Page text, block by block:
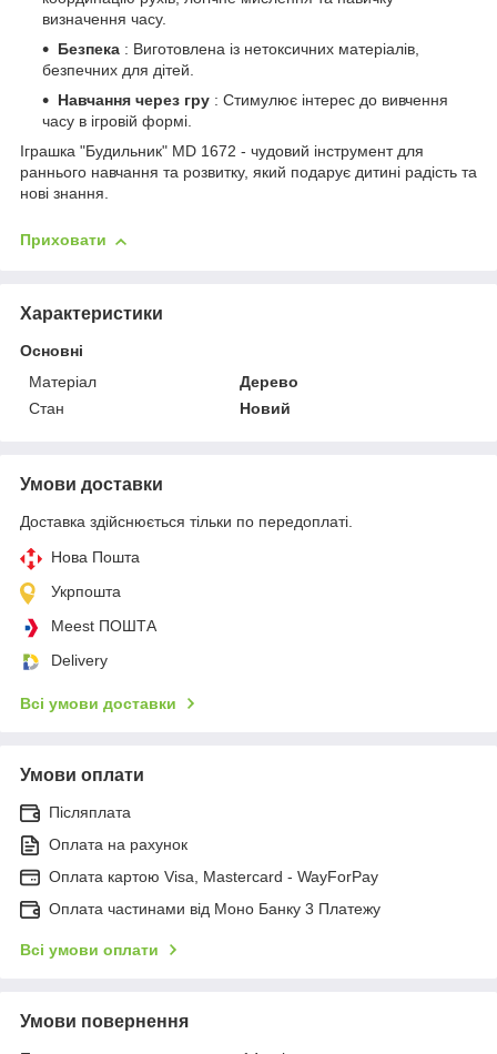
визначення часу.
Безпека : Виготовлена із нетоксичних матеріалів,
безпечних для дітей.
Навчання через гру : Стимулює інтерес до вивчення
часу в ігровій формі.
Іграшка "Будильник" MD 1672 - чудовий інструмент для
раннього навчання та розвитку, який подарує дитині радість та
нові знання.
Приховати
Характеристики
Основні
Матеріал
Дерево
Стан
Новий
Умови доставки
Доставка здійснюється тільки по передоплаті.
Нова Пошта
Укрпошта
Meest ПОШТА
Delivery
Всі умови доставки
Умови оплати
Післяплата
Оплата на рахунок
Оплата картою Visa, Mastercard - WayForPay
Оплата частинами від Моно Банку 3 Платежу
Всі умови оплати
Умови повернення